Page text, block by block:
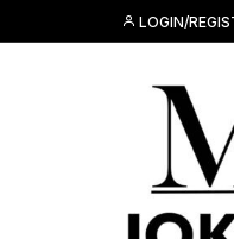
naar
LOGIN/